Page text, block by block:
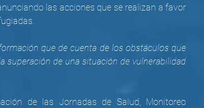
las acciones que se realizan a favor
que de cuenta de los obstáculos que
superación de una situación de vulnerabilidad
de las Jornadas de Salud, Monitoreo